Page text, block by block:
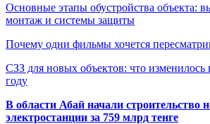
Основные этапы обустройства объекта:
монтаж и системы защиты
Почему одни фильмы хочется
СЗЗ для новых объектов: что изменилось
году
В области Абай начали строительство
электростанции за 759 млрд тенге